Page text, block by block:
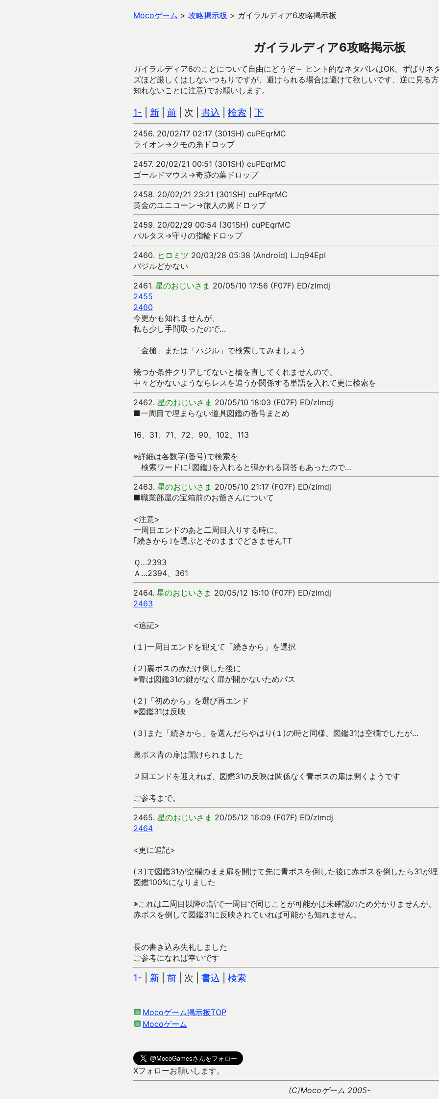
Mocoゲーム > 攻略掲示板 > ガイラルディア6攻略掲示板
ガイラルディア6攻略掲示板
ガイラルディア6のことについて自由にどうぞ～ ヒント的なネタバレはOK、ずばりネ
ズほど厳しくはしないつもりですが、避けられる場合は避けて欲しいです、逆に見る
知れないことに注意)でお願いします。
1- 新 前 | 次 | 書込 検索 下
2456. 20/02/17 02:17 (301SH) cuPEqrMC
ライオン→クモの糸ドロップ
2457. 20/02/21 00:51 (301SH) cuPEqrMC
ゴールドマウス→奇跡の葉ドロップ
2458. 20/02/21 23:21 (301SH) cuPEqrMC
黄金のユニコーン→旅人の翼ドロップ
2459. 20/02/29 00:54 (301SH) cuPEqrMC
バルタス→守りの指輪ドロップ
2460. ヒロミツ 20/03/28 05:38 (Android) LJq94EpI
バジルどかない
2461. 星のおじいさま 20/05/10 17:56 (F07F) ED/zImdj
2455
2460
今更かも知れませんが、
私も少し手間取ったので…
「金槌」または「ハジル」で検索してみましょう
幾つか条件クリアしてないと橋を直してくれませんので、
中々どかないようならレスを追うか関係する単語を入れて更に検索を
2462. 星のおじいさま 20/05/10 18:03 (F07F) ED/zImdj
■一周目で埋まらない道具図鑑の番号まとめ
16、31、71、72、90、102、113
※詳細は各数字(番号)で検索を
検索ワードに｢図鑑｣を入れると弾かれる回答もあったので…
2463. 星のおじいさま 20/05/10 21:17 (F07F) ED/zImdj
■職業部屋の宝箱前のお爺さんについて
<注意>
一周目エンドのあと二周目入りする時に、
｢続きから｣を選ぶとそのままでどきませんTT
Ｑ…2393
Ａ…2394、361
2464. 星のおじいさま 20/05/12 15:10 (F07F) ED/zImdj
2463
<追記>
(１)一周目エンドを迎えて「続きから」を選択
(２)裏ボスの赤だけ倒した後に
※青は図鑑31の鍵がなく扉が開かないためパス
(２)「初めから」を選び再エンド
※図鑑31は反映
(３)また「続きから」を選んだらやはり(１)の時と同様、図鑑31は空欄でしたが…
裏ボス青の扉は開けられました
２回エンドを迎えれば、図鑑31の反映は関係なく青ボスの扉は開くようです
ご参考まで。
2465. 星のおじいさま 20/05/12 16:09 (F07F) ED/zImdj
2464
<更に追記>
(３)で図鑑31が空欄のまま扉を開けて先に青ボスを倒した後に赤ボスを倒したら31が
図鑑100%になりました
※これは二周目以降の話で一周目で同じことが可能かは未確認のため分かりませんが、
赤ボスを倒して図鑑31に反映されていれば可能かも知れません。
長の書き込み失礼しました
ご参考になれば幸いです
1- 新 前 | 次 | 書込 検索
Mocoゲーム掲示板TOP
Mocoゲーム
Xフォローお願いします。
(C)Mocoゲーム 2005-